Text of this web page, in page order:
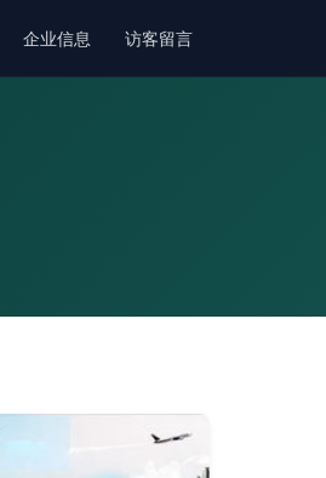
企业信息 访客留言